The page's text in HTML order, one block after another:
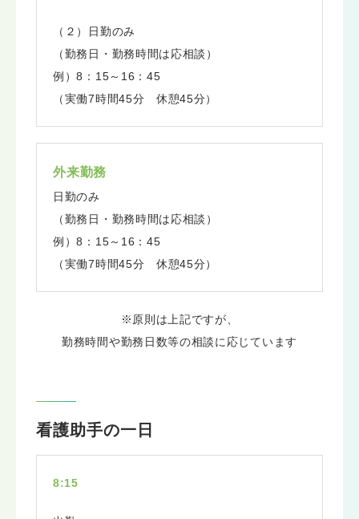
（２）日勤のみ
（勤務日・勤務時間は応相談）
例）8：15～16：45
（実働7時間45分 休憩45分）
外来勤務
日勤のみ
（勤務日・勤務時間は応相談）
例）8：15～16：45
（実働7時間45分 休憩45分）
※原則は上記ですが、
勤務時間や勤務日数等の相談に応じています
看護助手の一日
8:15